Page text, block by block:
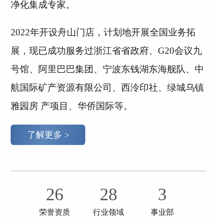
净化集成专家。
2022年开设舟山门店，计划地开展全国业务拓
展，现已成功服务过浙江省省政府、G20会议九
号馆、阿里巴巴集团、宁波东钱湖东海舰队、中
航国际矿产资源有限公司、西泠印社、绿城乌镇
雅园房 产项目、华侨国际等。
了解更多 >
26
荣誉资质
28
行业领域
3
事业部